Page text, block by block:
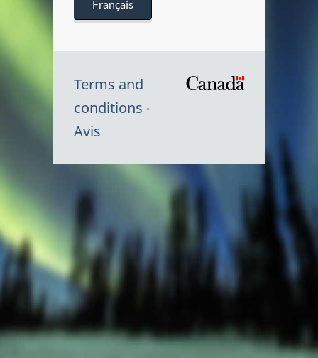
Français
Terms and
conditions
Avis
Canada